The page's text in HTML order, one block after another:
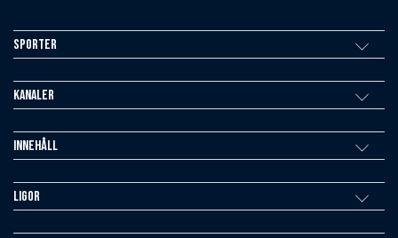
Sporter
Kanaler
Innehåll
Ligor